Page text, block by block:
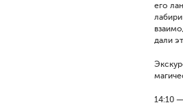
его
дали
14:10